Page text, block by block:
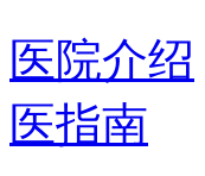
医院介绍
医指南